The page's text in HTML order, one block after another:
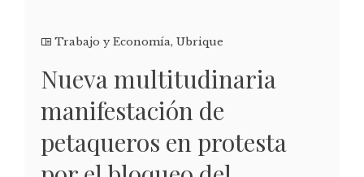
Trabajo y Economía, Ubrique
Nueva multitudinaria
manifestación de
petaqueros en protesta